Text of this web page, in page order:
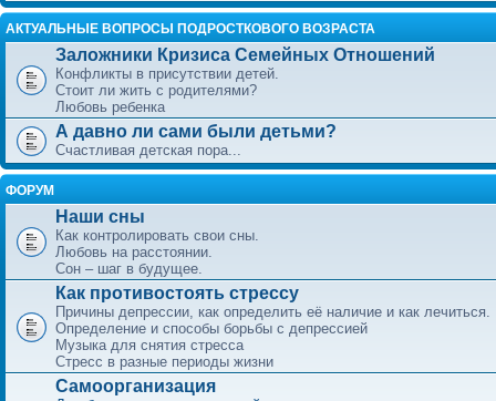
АКТУАЛЬНЫЕ ВОПРОСЫ ПОДРОСТКОВОГО ВОЗРАСТА
Заложники Кризиса Семейных Отношений
Конфликты в присутствии детей.
Стоит ли жить с родителями?
Любовь ребенка
А давно ли сами были детьми?
Счастливая детская пора...
ФОРУМ
Наши сны
Как контролировать свои сны.
Любовь на расстоянии.
Сон – шаг в будущее.
Как противостоять стрессу
Причины депрессии, как определить её наличие и как лечиться.
Определение и способы борьбы с депрессией
Музыка для снятия стресса
Стресс в разные периоды жизни
Самоорганизация